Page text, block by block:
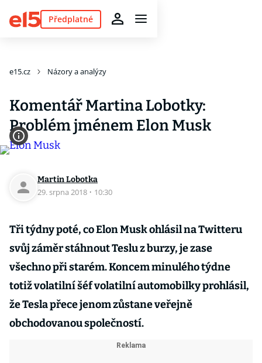
Předplatné
e15.cz Názory a analýzy
Komentář Martina Lobotky:
Problém jménem Elon Musk
Martin Lobotka
29. srpna 2018 · 10:30
Tři týdny poté, co Elon Musk ohlásil na Twitteru
svůj záměr stáhnout Teslu z burzy, je zase
všechno při starém. Koncem minulého týdne
totiž volatilní šéf volatilní automobilky prohlásil,
že Tesla přece jenom zůstane veřejně
obchodovanou společností.